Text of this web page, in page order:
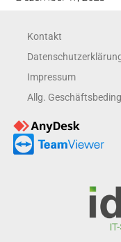
Kontakt
Impressum
Allg.